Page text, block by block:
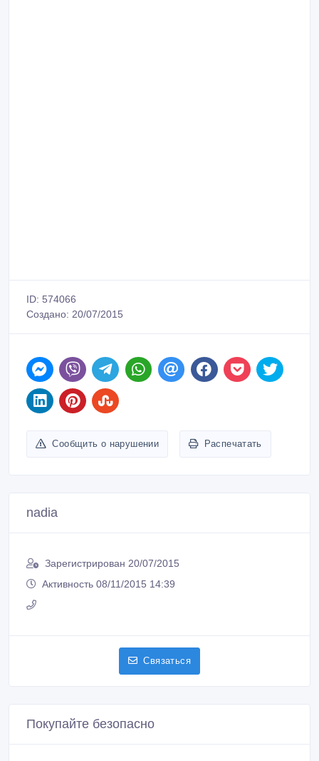
ID: 574066
Создано: 20/07/2015
Сообщить о нарушении Распечатать
nadia
Зарегистрирован 20/07/2015
Активность 08/11/2015 14:39
Связаться
Покупайте безопасно